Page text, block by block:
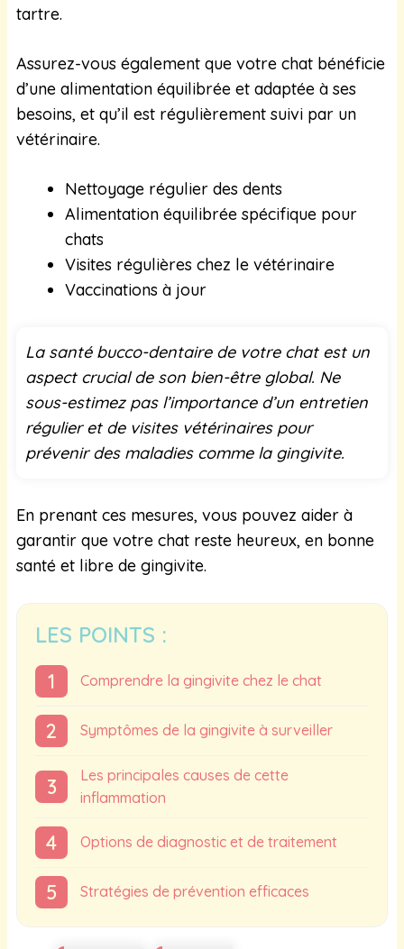
tartre.
Assurez-vous également que votre chat bénéficie
d’une alimentation équilibrée et adaptée à ses
besoins, et qu’il est régulièrement suivi par un
vétérinaire.
Nettoyage régulier des dents
Alimentation équilibrée spécifique pour
chats
Visites régulières chez le vétérinaire
Vaccinations à jour
La santé bucco-dentaire de votre chat est un
aspect crucial de son bien-être global. Ne
sous-estimez pas l’importance d’un entretien
régulier et de visites vétérinaires pour
prévenir des maladies comme la gingivite.
En prenant ces mesures, vous pouvez aider à
garantir que votre chat reste heureux, en bonne
santé et libre de gingivite.
LES POINTS :
Comprendre la gingivite chez le chat
Symptômes de la gingivite à surveiller
Les principales causes de cette
inflammation
Options de diagnostic et de traitement
Stratégies de prévention efficaces